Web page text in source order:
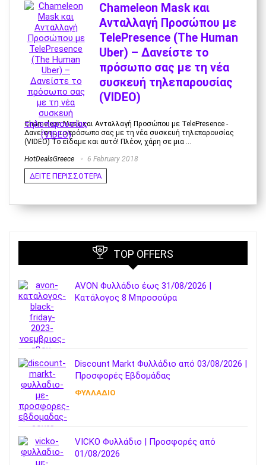
Chameleon Mask και
Ανταλλαγή Προσώπου με
TelePresence (The Human
Uber) – Δανείστε το
πρόσωπο σας με τη νέα
συσκευή τηλεπαρουσίας
(VIDEO)
Chameleon Mask και Ανταλλαγή Προσώπου με TelePresence -
Δανείστε το πρόσωπο σας με τη νέα συσκευή τηλεπαρουσίας
(VIDEO) To είδαμε και αυτό! Πλέον, χάρη σε μια ...
HotDealsGreece 6 February 2018
ΔΕΙΤΕ ΠΕΡΙΣΣΟΤΕΡΑ
TOP OFFERS
AVON Φυλλάδιο έως 31/08/2026 |
Κατάλογος 8 Μπροσούρα
Discount Markt Φυλλάδιο από 03/08/2026 |
Προσφορές Εβδομάδας
ΦΥΛΛΑΔΙΟ
VICKO Φυλλάδιο | Προσφορές από
01/08/2026